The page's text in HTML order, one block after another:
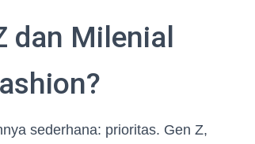
dan Milenial
sederhana: prioritas. Gen Z,